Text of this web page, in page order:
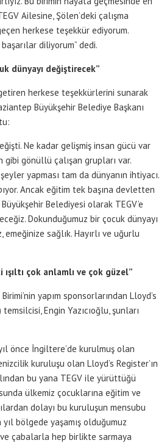
Ailesine, Şölen’deki çalışma
herkese teşekkür ediyorum.
diliyorum” dedi.
dünyayı değiştirecek”
herkese teşekkürlerini sunarak
Büyükşehir Belediye Başkanı
Ne kadar gelişmiş insan gücü var
gibi gönüllü çalışan grupları var.
yapması tam da dünyanın ihtiyacı.
Ancak eğitim tek başına devletten
Belediyesi olarak TEGV’e
Dokunduğumuz bir çocuk dünyayı
emeğinize sağlık. Hayırlı ve uğurlu
çok anlamlı ve çok güzel”
yapım sponsorlarından Lloyd’s
Engin Yazıcıoğlu, şunları
önce İngiltere’de kurulmuş olan
kuruluşu olan Lloyd’s Register’ın
bu yana TEGV ile yürüttüğü
ülkemiz çocuklarına eğitim ve
dolayı bu kuruluşun mensubu
bölgede yaşamış olduğumuz
ve çabalarla hep birlikte sarmaya